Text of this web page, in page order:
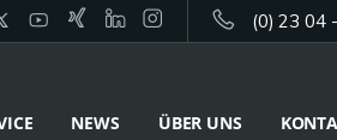
(0) 23 04
NEWS ÜBER UNS